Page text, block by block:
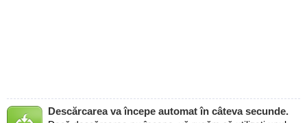
Descărcarea va începe automat în câteva secunde.